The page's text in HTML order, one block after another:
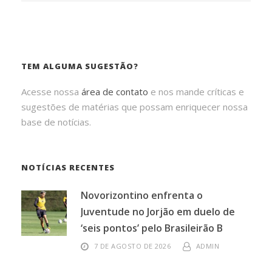
TEM ALGUMA SUGESTÃO?
Acesse nossa área de contato e nos mande críticas e
sugestões de matérias que possam enriquecer nossa
base de notícias.
NOTÍCIAS RECENTES
Novorizontino enfrenta o
Juventude no Jorjão em duelo de
‘seis pontos’ pelo Brasileirão B
7 DE AGOSTO DE 2026 ADMIN